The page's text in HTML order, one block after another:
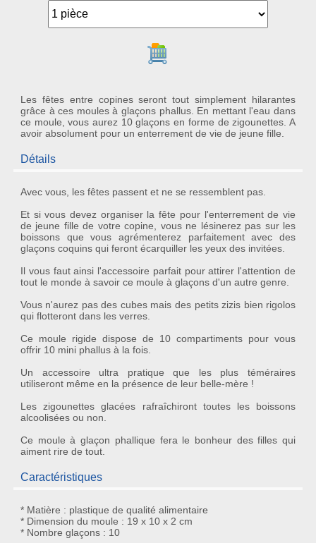
Ajouter au panier
Les fêtes entre copines seront tout simplement hilarantes
grâce à ces moules à glaçons phallus. En mettant l'eau dans
ce moule, vous aurez 10 glaçons en forme de zigounettes. A
avoir absolument pour un enterrement de vie de jeune fille.
Détails
Avec vous, les fêtes passent et ne se ressemblent pas.
Et si vous devez organiser la fête pour l'enterrement de vie
de jeune fille de votre copine, vous ne lésinerez pas sur les
boissons que vous agrémenterez parfaitement avec des
glaçons coquinsqui feront écarquiller les yeux des invitées.
Il vous faut ainsi l'accessoire parfait pour attirer l'attention de
tout le monde à savoir ce moule à glaçonsd'un autre genre.
Vous n'aurez pas des cubes mais des petits zizis bien rigolos
qui flotteront dans les verres.
Ce moule rigide dispose de 10 compartiments pour vous
offrir 10 mini phallusà la fois.
Un accessoire ultra pratique que les plus téméraires
utiliseront même en la présence de leur belle-mère !
Leszigounettes glacées rafraîchiront toutes les boissons
alcoolisées ou non.
Ce moule à glaçon phallique fera le bonheur des filles qui
aiment rire de tout.
Caractéristiques
* Matière : plastique de qualité alimentaire
* Dimension du moule : 19 x 10 x 2 cm
* Nombre glaçons : 10